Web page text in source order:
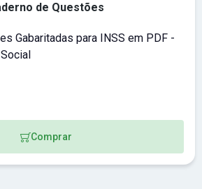
de Questões
Gabaritadas para INSS em PDF -
Comprar